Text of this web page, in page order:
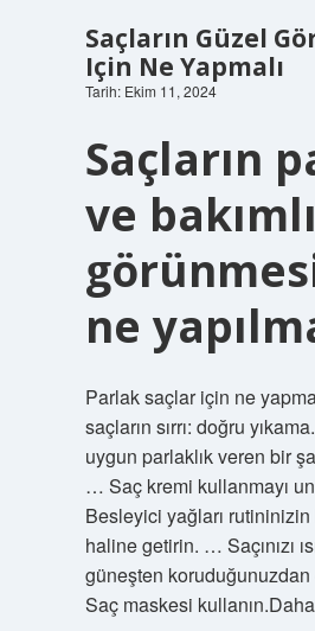
Saçların Güzel
Için Ne Yapmalı
Tarih: Ekim 11, 2024
Saçların
ve bakımlı
ne
Parlak saçlar için ne
saçların sırrı: doğru
uygun parlaklık veren bir
… Saç kremi kullanmayı
Besleyici yağları rutininizin
haline getirin. … Saçınızı
güneşten
Saç maskesi